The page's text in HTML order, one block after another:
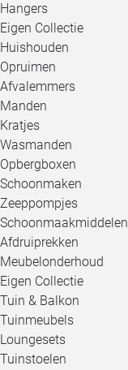
Hangers
Eigen Collectie
Huishouden
Opruimen
Afvalemmers
Manden
Kratjes
Wasmanden
Opbergboxen
Schoonmaken
Zeeppompjes
Schoonmaakmiddelen
Afdruiprekken
Meubelonderhoud
Eigen Collectie
Tuin & Balkon
Tuinmeubels
Loungesets
Tuinstoelen